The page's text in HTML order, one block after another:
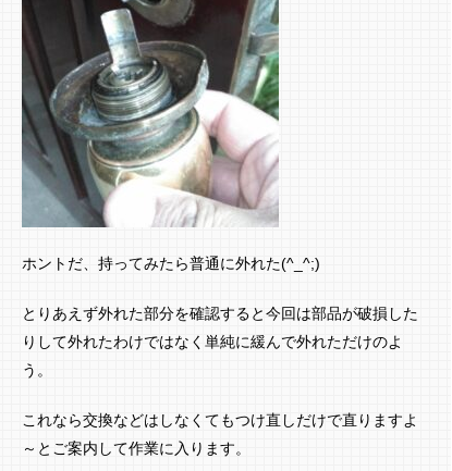
ホントだ、持ってみたら普通に外れた(^_^;)
とりあえず外れた部分を確認すると今回は部品が破損した
りして外れたわけではなく単純に緩んで外れただけのよ
う。
これなら交換などはしなくてもつけ直しだけで直りますよ
～とご案内して作業に入ります。